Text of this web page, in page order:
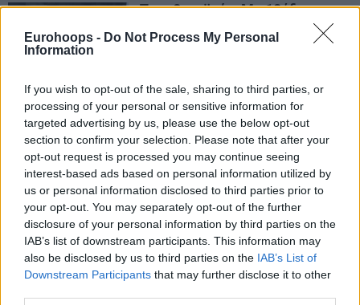
Eurohoops - Do Not Process My Personal
Information
If you wish to opt-out of the sale, sharing to third parties, or
processing of your personal or sensitive information for
targeted advertising by us, please use the below opt-out
section to confirm your selection. Please note that after your
opt-out request is processed you may continue seeing
interest-based ads based on personal information utilized by
us or personal information disclosed to third parties prior to
your opt-out. You may separately opt-out of the further
disclosure of your personal information by third parties on the
IAB’s list of downstream participants. This information may
also be disclosed by us to third parties on the IAB’s List of
Downstream Participants that may further disclose it to other
Παναθηναϊκός: Με 10άδα
23/MAR/25 15:32
Παπαπέτρου ο Παναθηναϊκός
κόντρα στο Λαύριο. Αυτοί είναι οι
δέκα του Εργκίν Αταμάν.
Παπαπέτρου: Διάστρεμμα, αλλά
απέφυγε τα χειρότερα – Πιο
ελαφριά ο Οσμάν
21/MAR/25 23:00
Ο Ιωάννης Παπαπέτρου πήγε στο νοσοκομείο για εξετάσεις
και απέφυγε τα χειρότερα, αφού τα αποτελέσματα της
μαγνητικής έδειξαν ότι...